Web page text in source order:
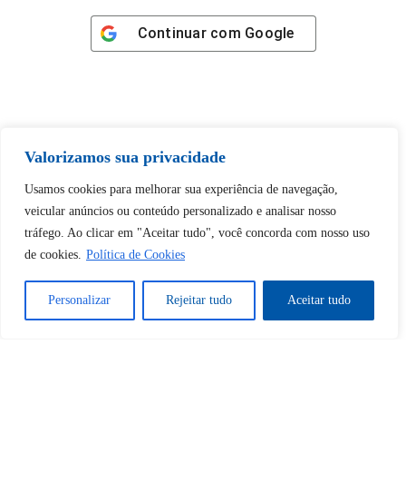
Valorizamos sua privacidade
Usamos cookies para melhorar sua experiência de navegação,
veicular anúncios ou conteúdo personalizado e analisar nosso
tráfego. Ao clicar em "Aceitar tudo", você concorda com nosso uso
de cookies. Política de Cookies
Personalizar Rejeitar tudo Aceitar tudo
Continuar com Google
Tem certeza de que deseja
desbloquear esta publicação?
Desbloquear esquerda : 0